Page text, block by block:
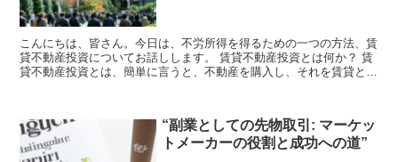
こんにちは、皆さん。今日は、不労所得を得るための一つの方法、賃
貸不動産投資についてお話しします。 賃貸不動産投資とは何か？ 賃
貸不動産投資とは、簡単に言うと、不動産を購入し、それを賃貸とし
“副業としての先物取引: マーケッ
トメーカーの役割と成功への道”